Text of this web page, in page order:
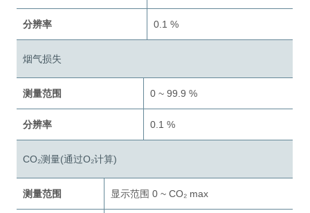
分辨率 0.1 %
烟气损失
测量范围 0 ~ 99.9 %
分辨率 0.1 %
CO₂测量(通过O₂计算)
测量范围 显示范围 0 ~ CO₂ max